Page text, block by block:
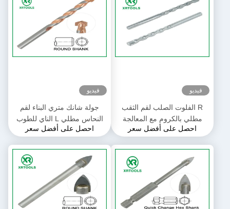
فيديو
R الفلوت الصلب لقم الثقب
مطلي بالكروم مع المعالجة
الحرارية عرقوب مرنة
احصل على أفضل سعر
فيديو
جولة شانك متري البناء لقم
النحاس مطلي L الناي للطوب
ملموسة
احصل على أفضل سعر